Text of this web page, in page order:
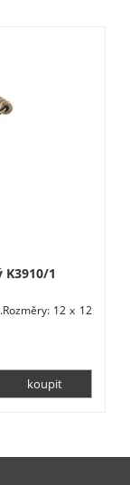
1
12 x 12